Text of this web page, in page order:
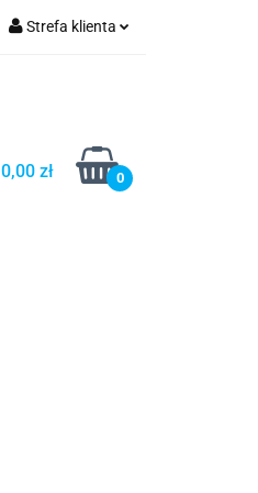
Strefa klienta
Dodaj zgłoszenie
0,00 zł 0